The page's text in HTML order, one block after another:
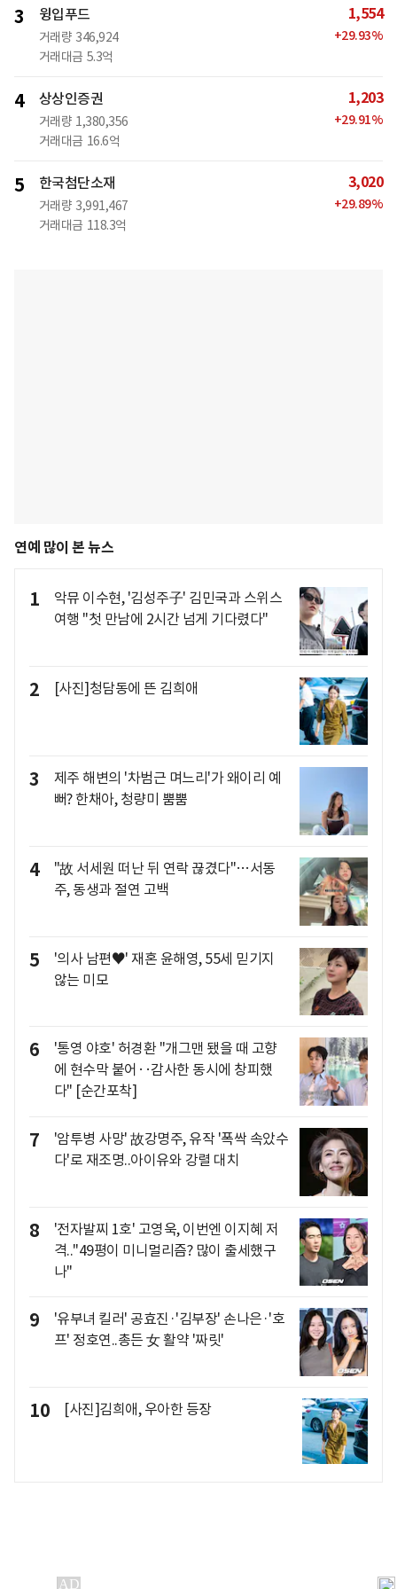
3 윙입푸드
거래량 346,924
거래대금 5.3억
1,554
+29.93%
4 상상인증권
거래량 1,380,356
거래대금 16.6억
1,203
+29.91%
5 한국첨단소재
거래량 3,991,467
거래대금 118.3억
3,020
+29.89%
연예 많이 본 뉴스
1
악뮤 이수현, '김성주子' 김민국과 스위스
여행 "첫 만남에 2시간 넘게 기다렸다"
2 [사진]청담동에 뜬 김희애
3
제주 해변의 '차범근 며느리'가 왜이리 예
뻐? 한채아, 청량미 뿜뿜
4
"故 서세원 떠난 뒤 연락 끊겼다"…서동
주, 동생과 절연 고백
5
'의사 남편♥' 재혼 윤해영, 55세 믿기지
않는 미모
6
'통영 야호' 허경환 "개그맨 됐을 때 고향
에 현수막 붙어‥감사한 동시에 창피했
다" [순간포착]
7
'암투병 사망' 故강명주, 유작 '폭싹 속았수
다'로 재조명..아이유와 강렬 대치
8
'전자발찌 1호' 고영욱, 이번엔 이지혜 저
격.."49평이 미니멀리즘? 많이 출세했구
나"
9
'유부녀 킬러' 공효진·'김부장' 손나은·'호
프' 정호연..총든 女 활약 '짜릿'
10 [사진]김희애, 우아한 등장